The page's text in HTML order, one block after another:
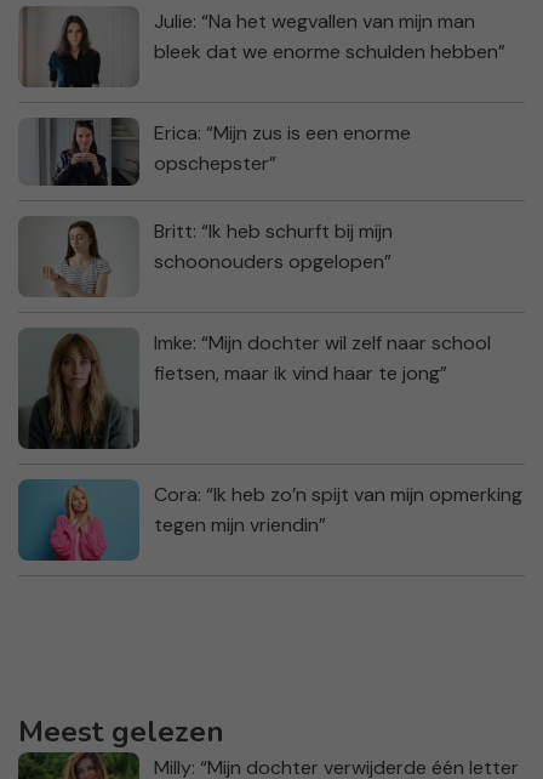
Julie: “Na het wegvallen van mijn man
bleek dat we enorme schulden hebben”
Erica: “Mijn zus is een enorme
opschepster”
Britt: “Ik heb schurft bij mijn
schoonouders opgelopen”
Imke: “Mijn dochter wil zelf naar school
fietsen, maar ik vind haar te jong”
Cora: “Ik heb zo’n spijt van mijn opmerking
tegen mijn vriendin”
Meest gelezen
Milly: “Mijn dochter verwijderde één letter